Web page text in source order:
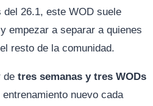
26.1, este WOD suele
empezar a separar a quienes
resto de la comunidad.
de tres semanas y tres WODs
entrenamiento nuevo cada